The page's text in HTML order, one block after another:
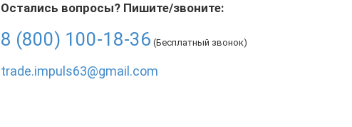
Остались вопросы? Пишите/звоните:
8 (800) 100-18-36 (Бесплатный звонок)
trade.impuls63@gmail.com